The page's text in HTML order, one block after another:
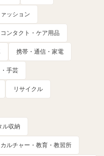
ッション
ンタクト・ケア用品
携帯・通信・家電
手芸
リサイクル
ル収納
ルチャー・教育・教習所